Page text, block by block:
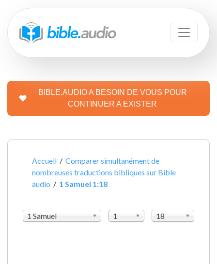
BIBLE.AUDIO A BESOIN DE VOUS POUR
CONTINUER A EXISTER
Accueil /Comparer simultanément de
nombreuses traductions bibliques sur Bible
audio / 1 Samuel 1:18
1 Samuel 1 18